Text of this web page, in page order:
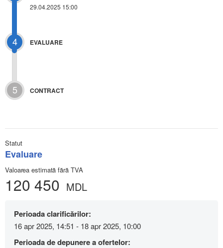
29.04.2025 15:00
4 EVALUARE
5 CONTRACT
Statut
Evaluare
Valoarea estimată fără TVA
120 450 MDL
Perioada clarificărilor:
16 apr 2025, 14:51 - 18 apr 2025, 10:00
Perioada de depunere a ofertelor: